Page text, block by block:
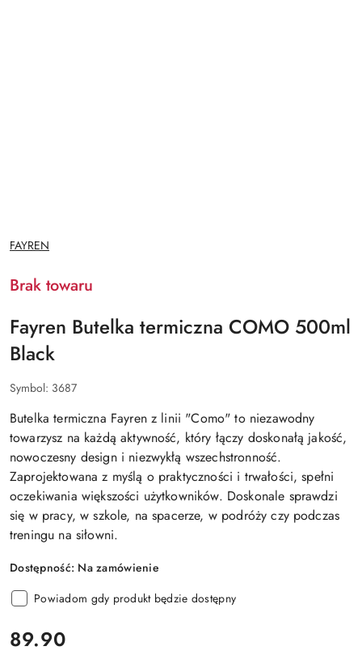
NAZWA
PRODUCENTA:
FAYREN
Brak towaru
Fayren Butelka termiczna COMO 500ml
Black
Symbol: 3687
Butelka termiczna Fayren z linii "Como" to niezawodny
towarzysz na każdą aktywność, który łączy doskonałą jakość,
nowoczesny design i niezwykłą wszechstronność.
Zaprojektowana z myślą o praktyczności i trwałości, spełni
oczekiwania większości użytkowników. Doskonale sprawdzi
się w pracy, w szkole, na spacerze, w podróży czy podczas
treningu na siłowni.
Dostępność: Na zamówienie
Powiadom gdy produkt będzie dostępny
cena:
89.90